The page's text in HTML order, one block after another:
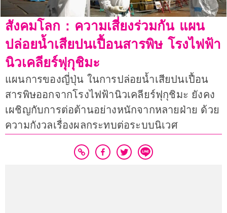
สังคมโลก : ความเสี่ยงร่วมกัน แผน
ปล่อยน้ำเสียปนเปื้อนสารพิษ โรงไฟฟ้า
นิวเคลียร์ฟุกุชิมะ
แผนการของญี่ปุ่น ในการปล่อยน้ำเสียปนเปื้อน
สารพิษออกจากโรงไฟฟ้านิวเคลียร์ฟุกุชิมะ ยังคง
เผชิญกับการต่อต้านอย่างหนักจากหลายฝ่าย ด้วย
ความกังวลเรื่องผลกระทบต่อระบบนิเวศ